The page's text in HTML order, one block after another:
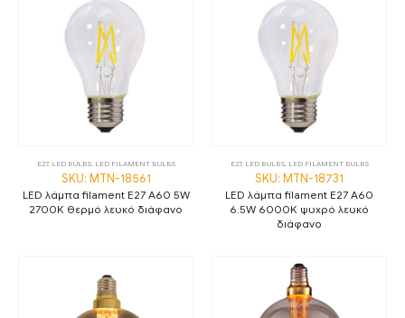
E27, LED BULBS, LED FILAMENT BULBS
SKU: MTN-18561
LED λάμπα filament E27 A60 5W
2700K θερμό λευκό διάφανο
E27, LED BULBS, LED FILAMENT BULBS
SKU: MTN-18731
LED λάμπα filament E27 A60
6.5W 6000K ψυχρό λευκό
διάφανο